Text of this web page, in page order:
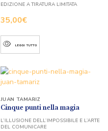
35,00€
EDIZIONE A TIRATURA LIMITATA
LEGGI TUTTO
Cinque punti nella magia
JUAN TAMARIZ
L’ILLUSIONE DELL’IMPOSSIBILE E L’ARTE
DEL COMUNICARE